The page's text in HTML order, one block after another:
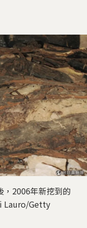
，2006年新挖到的
Lauro/Getty